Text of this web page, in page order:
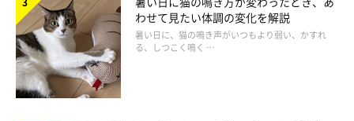
わせて見たい体調の変化を解説
暑い日に、猫の鳴き声がいつもより弱い、かすれ
る、しつこく鳴く …